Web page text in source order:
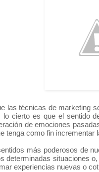
las técnicas de marketing
cierto es que el sentido
de emociones
tenga como fin
más poderosos de
determinadas situaciones
experiencias nuevas o